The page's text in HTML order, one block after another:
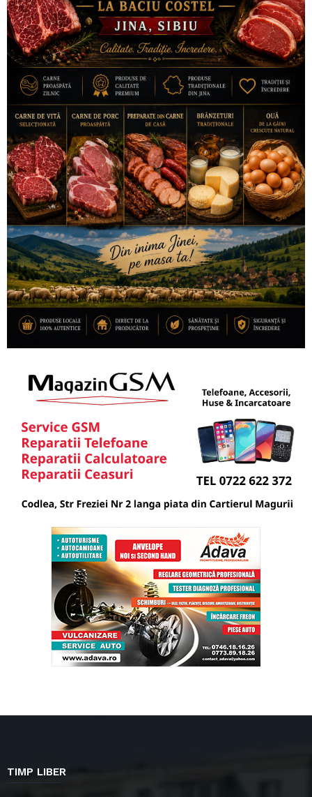
TIMP LIBER